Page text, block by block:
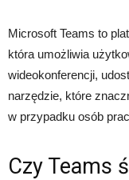
Microsoft Teams to
która umożliwia
wideokonferencji,
narzędzie, które
w przypadku osób
Czy Teams